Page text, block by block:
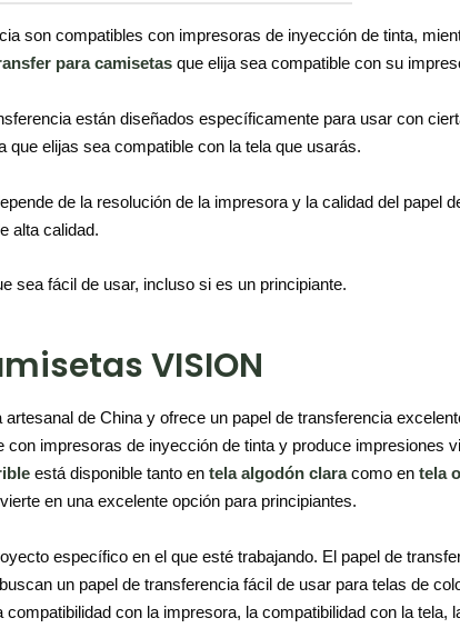
son compatibles con impresoras de inyección de tinta,
para camisetas que elija sea compatible con su
están diseñados específicamente para usar con
que elijas sea compatible con la tela que usarás.
de la resolución de la impresora y la calidad del papel
alta calidad.
sea fácil de usar, incluso si es un principiante.
VISION
de China y ofrece un papel de transferencia
impresoras de inyección de tinta y produce impresiones
está disponible tanto en telaalgodón claracomo en tela
en una excelente opción para principiantes.
específico en el que esté trabajando. El papel de
un papel de transferencia fácil de usar para telas de
con la impresora, la compatibilidad con la tela,